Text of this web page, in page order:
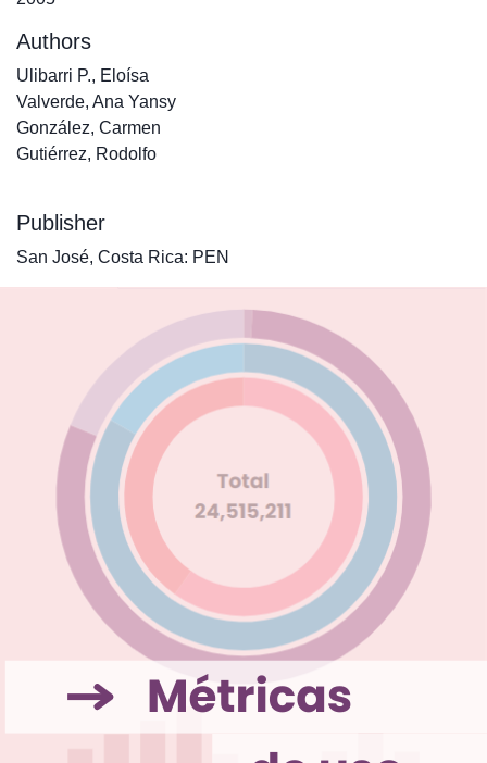
Authors
Ulibarri P., Eloísa
Valverde, Ana Yansy
González, Carmen
Gutiérrez, Rodolfo
Publisher
San José, Costa Rica: PEN